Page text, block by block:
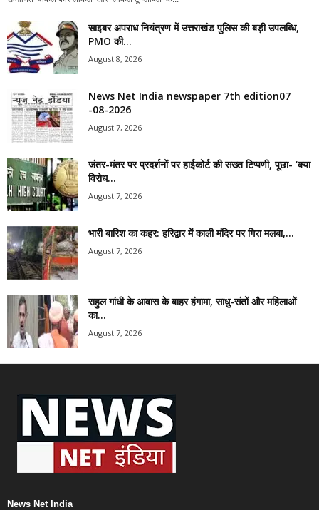
साइबर अपराध नियंत्रण में उत्तराखंड पुलिस की बड़ी उपलब्धि,
PMO की...
August 8, 2026
News Net India newspaper 7th edition07
-08-2026
August 7, 2026
जंतर-मंतर पर प्रदर्शनों पर हाईकोर्ट की सख्त टिप्पणी, पूछा- ‘क्या
विरोध...
August 7, 2026
भारी बारिश का कहर: हरिद्वार में काली मंदिर पर गिरा मलबा,...
August 7, 2026
राहुल गांधी के आवास के बाहर हंगामा, साधु-संतों और महिलाओं
का...
August 7, 2026
News Net India